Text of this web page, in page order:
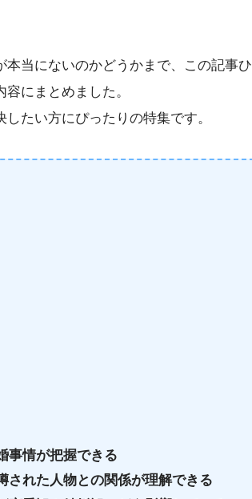
当にないのかどうかまで、この記事ひ
にまとめました。
たい方にぴったりの特集です。
事情が把握できる
れた人物との関係が理解できる